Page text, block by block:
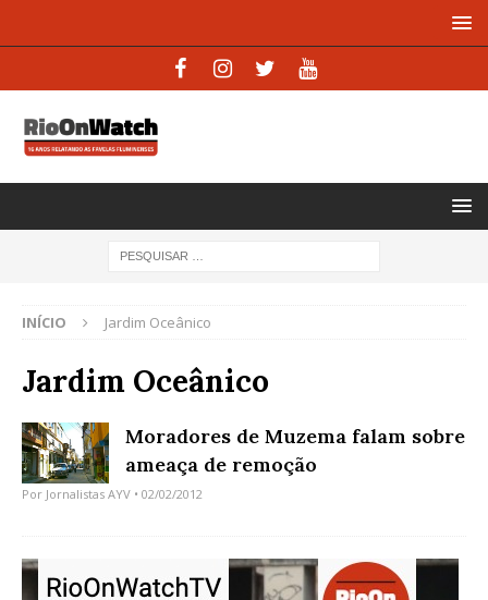
INÍCIO Jardim Oceânico
Jardim Oceânico
Moradores de Muzema falam sobre
ameaça de remoção
Por Jornalistas AYV • 02/02/2012